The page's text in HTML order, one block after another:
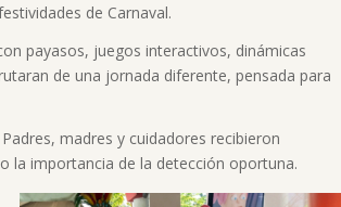
de Carnaval.
payasos, juegos interactivos, dinámicas
de una jornada diferente, pensada para
madres y cuidadores recibieron
la importancia de la detección oportuna.